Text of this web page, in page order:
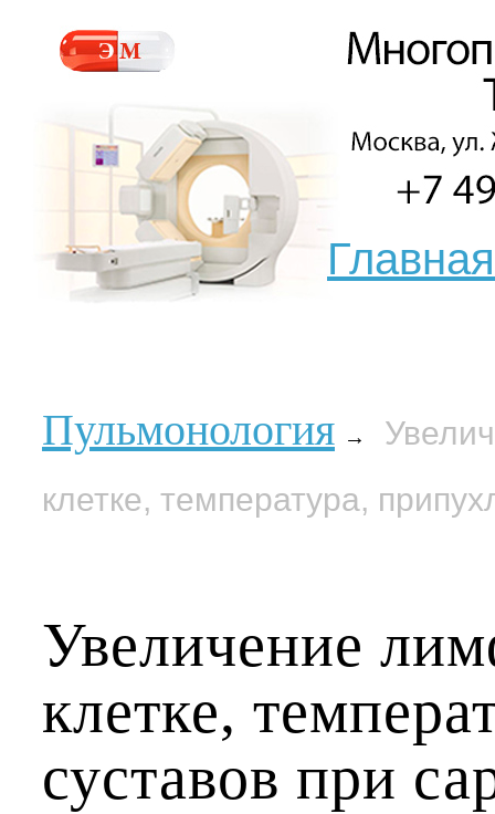
Главная
Пульмонология →
клетке, температура,
Увеличение
клетке,
суставов при